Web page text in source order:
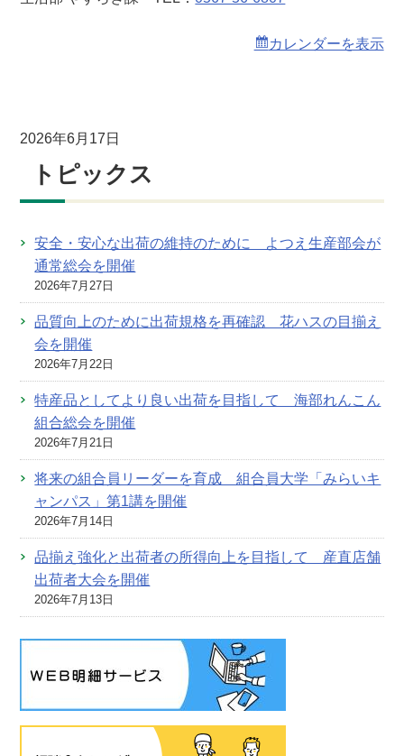
カレンダーを表示
2026年6月17日
トピックス
安全・安心な出荷の維持のために よつえ生産部会が
通常総会を開催
2026年7月27日
品質向上のために出荷規格を再確認 花ハスの目揃え
会を開催
2026年7月22日
特産品としてより良い出荷を目指して 海部れんこん
組合総会を開催
2026年7月21日
将来の組合員リーダーを育成 組合員大学「みらいキ
ャンパス」第1講を開催
2026年7月14日
品揃え強化と出荷者の所得向上を目指して 産直店舗
出荷者大会を開催
2026年7月13日